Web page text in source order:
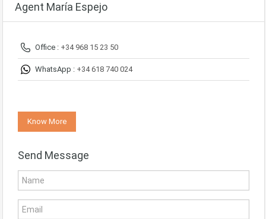
Agent María Espejo
Office : +34 968 15 23 50
WhatsApp : +34 618 740 024
Know More
Send Message